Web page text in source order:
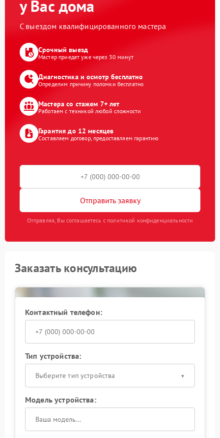
у Вас дома
С выездом квалифицированного мастера
Срочный выезд
Мастер приедет уже через 30 минут
Диагностика и осмотр бесплатно
Определим причину поломки бесплатно
Мастера со стажем 7+ лет
Работаем с техникой любой сложности
Гарантия до 12 месяцев
Составляем договор, предоставляем гарантию
Отправить заявку
Отправляя, Вы соглашаетесь с политикой конфиденциальности
Заказать консультацию
Контактный телефон:
Тип устройства:
Выберите тип устройства
Модель устройства: